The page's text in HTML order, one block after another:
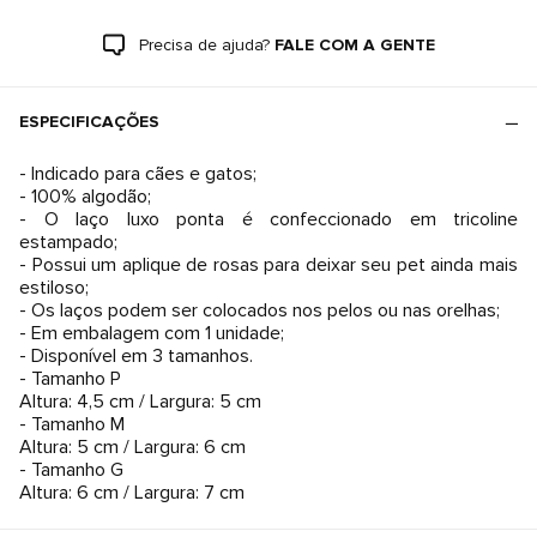
Precisa de ajuda? FALE COM A GENTE
ESPECIFICAÇÕES
- Indicado para cães e gatos;
- 100% algodão;
- O laço luxo ponta é confeccionado em tricoline
estampado;
- Possui um aplique de rosas para deixar seu pet ainda mais
estiloso;
- Os laços podem ser colocados nos pelos ou nas orelhas;
- Em embalagem com 1 unidade;
- Disponível em 3 tamanhos.
- Tamanho P
Altura: 4,5 cm / Largura: 5 cm
- Tamanho M
Altura: 5 cm / Largura: 6 cm
- Tamanho G
Altura: 6 cm / Largura: 7 cm